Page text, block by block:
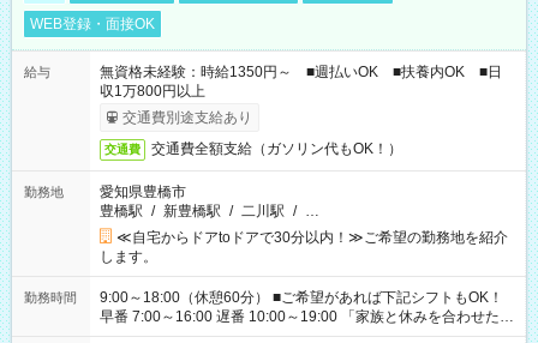
WEB登録・面接OK
給与
無資格未経験：時給1350円～ ■週払いOK ■扶養内OK ■日
収1万800円以上
交通費別途支給あり
交通費 交通費全額支給（ガソリン代もOK！）
勤務地
愛知県豊橋市
豊橋駅 / 新豊橋駅 / 二川駅 / …
≪自宅からドアtoドアで30分以内！≫ご希望の勤務地を紹介
します。
勤務時間
9:00～18:00（休憩60分） ■ご希望があれば下記シフトもOK！
早番 7:00～16:00 遅番 10:00～19:00 「家族と休みを合わせた
い」 「余裕を持って夕飯の準備がしたい」 「できれば残業はし